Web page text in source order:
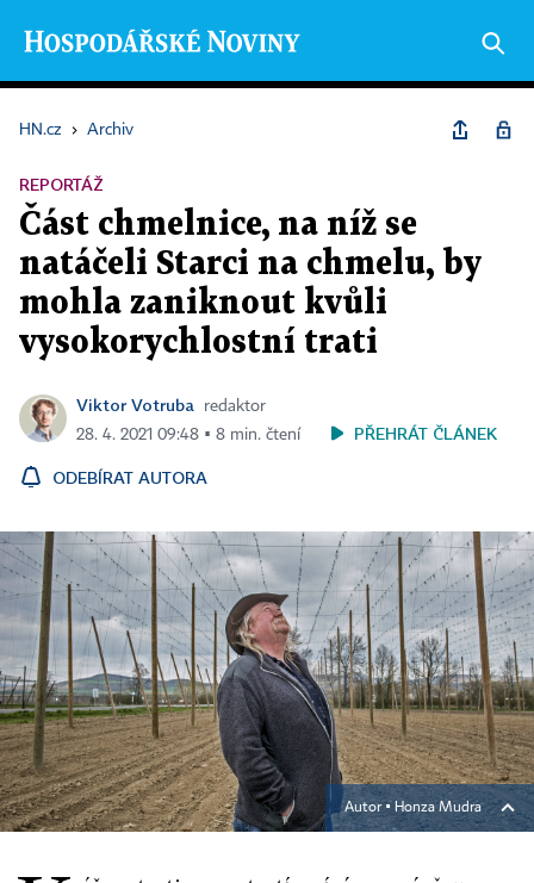
HN.cz › Archiv
REPORTÁŽ
Část chmelnice, na níž se
natáčeli Starci na chmelu, by
mohla zaniknout kvůli
vysokorychlostní trati
Viktor Votruba
redaktor
28. 4. 2021 09:48 ▪ 8 min. čtení
PŘEHRÁT ČLÁNEK
ODEBÍRAT AUTORA
Autor ▪ Honza Mudra